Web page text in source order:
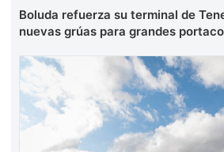
Boluda refuerza su terminal de
nuevas grúas para grandes